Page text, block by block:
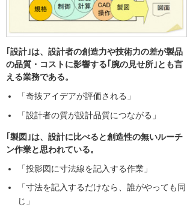
｢設計｣は、設計者の創造力や技術力の差が製品
の品質・コストに影響する｢腕の見せ所｣とも言
える業務である。
「奇抜アイデアが評価される」
「設計者の質が設計品質につながる」
｢製図｣は、設計に比べると創造性の無いルーチ
ン作業と思われている。
「投影図に寸法線を記入する作業」
「寸法を記入するだけなら、誰がやっても同
じ」